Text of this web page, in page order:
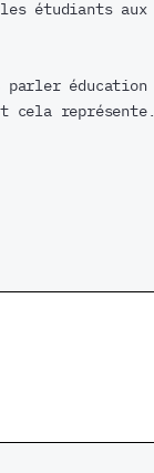
étudiants aux
parler
cela